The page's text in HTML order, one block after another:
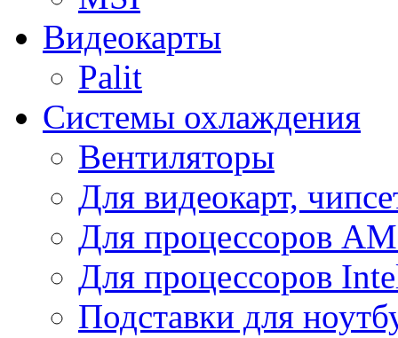
Видеокарты
Palit
Системы охлаждения
Вентиляторы
Для видеокарт,
Для процессоров
Для процессоров
Подставки для